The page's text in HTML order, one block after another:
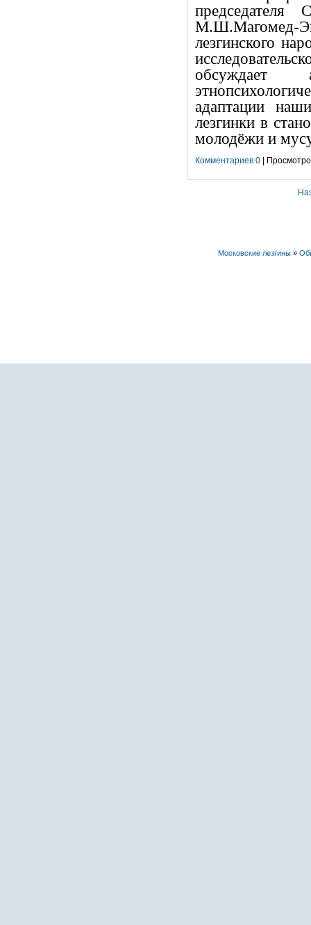
лезгинского
обсуждает
адаптации
лезгинки в
молодёжи и
Комментариев 0 |
Московские лезгины »